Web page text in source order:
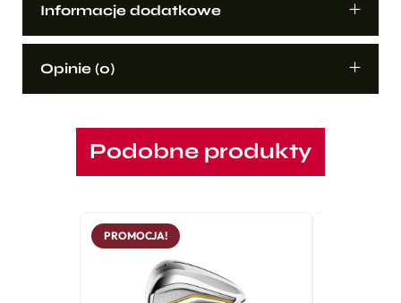
Informacje dodatkowe
Opinie (0)
Podobne produkty
PROMOCJA!